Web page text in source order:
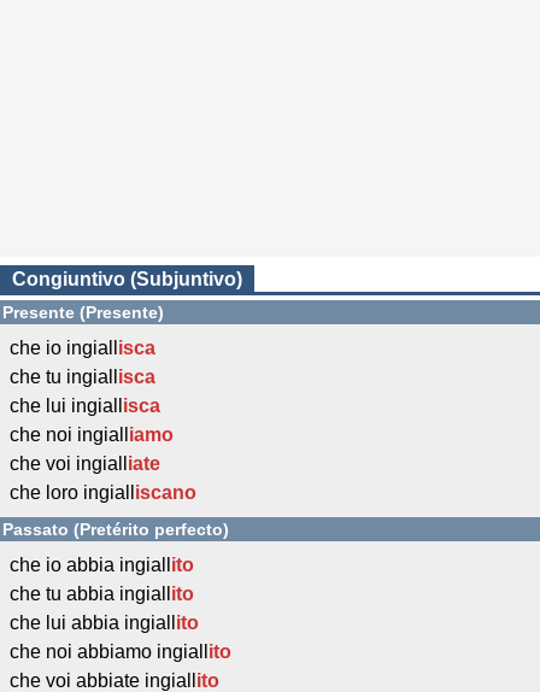
Congiuntivo (Subjuntivo)
Presente (Presente)
che io ingiall isca
che tu ingiall isca
che lui ingiall isca
che noi ingiall iamo
che voi ingiall iate
che loro ingiall iscano
Passato (Pretérito perfecto)
che io abbia ingiall ito
che tu abbia ingiall ito
che lui abbia ingiall ito
che noi abbiamo ingiall ito
che voi abbiate ingiall ito